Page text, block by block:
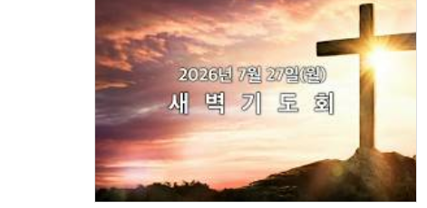
Views